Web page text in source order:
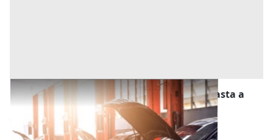
Stalle, Scuderie, Rimesse, Autorimesse all'asta a
Bagheria
Offerta minima
18.260,43 € 24.260,43 €